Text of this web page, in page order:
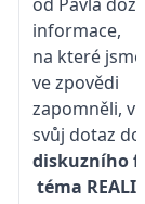
od Pavla
informace,
na které jsme
ve zpovědi
zapomněli,
svůj dotaz do
diskuzního
téma